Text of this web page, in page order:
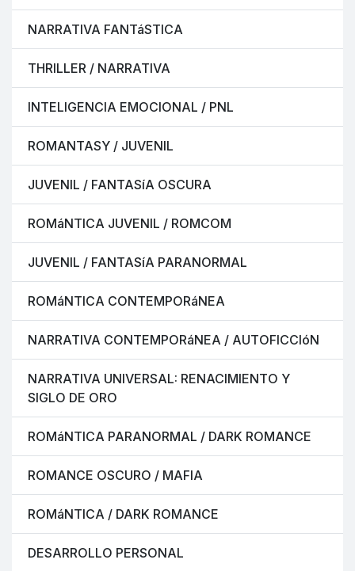
NARRATIVA FANTáSTICA
THRILLER / NARRATIVA
INTELIGENCIA EMOCIONAL / PNL
ROMANTASY / JUVENIL
JUVENIL / FANTASíA OSCURA
ROMáNTICA JUVENIL / ROMCOM
JUVENIL / FANTASíA PARANORMAL
ROMáNTICA CONTEMPORáNEA
NARRATIVA CONTEMPORáNEA / AUTOFICCIóN
NARRATIVA UNIVERSAL: RENACIMIENTO Y
SIGLO DE ORO
ROMáNTICA PARANORMAL / DARK ROMANCE
ROMANCE OSCURO / MAFIA
ROMáNTICA / DARK ROMANCE
DESARROLLO PERSONAL